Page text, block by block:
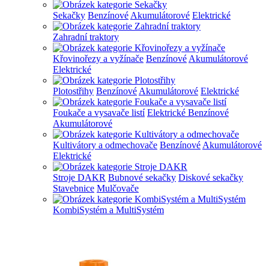
Sekačky Benzínové Akumulátorové Elektrické
Zahradní traktory
Křovinořezy a vyžínače Benzínové Akumulátorové
Elektrické
Plotostřihy Benzínové Akumulátorové Elektrické
Foukače a vysavače listí Elektrické Benzínové
Akumulátorové
Kultivátory a odmechovače Benzínové Akumulátorové
Elektrické
Stroje DAKR Bubnové sekačky Diskové sekačky
Stavebnice Mulčovače
KombiSystém a MultiSystém